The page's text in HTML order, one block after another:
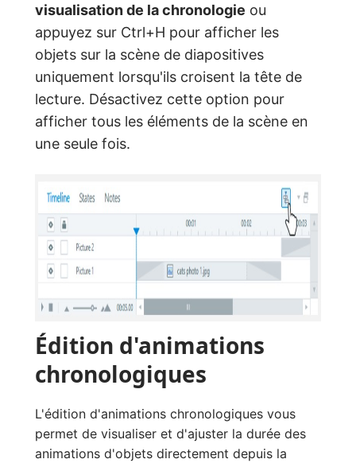
visualisation de la chronologie ou
appuyez sur Ctrl+H pour afficher les
objets sur la scène de diapositives
uniquement lorsqu'ils croisent la tête de
lecture. Désactivez cette option pour
afficher tous les éléments de la scène en
une seule fois.
Édition d'animations
chronologiques
L'édition d'animations chronologiques vous
permet de visualiser et d'ajuster la durée des
animations d'objets directement depuis la